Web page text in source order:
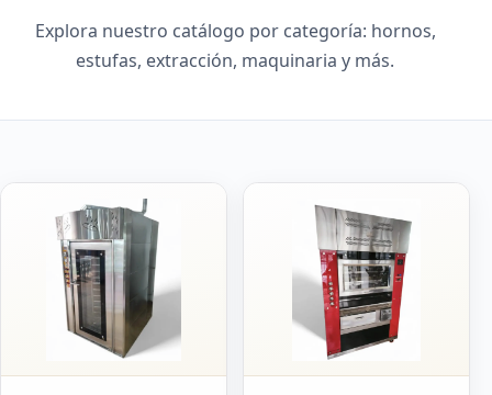
Explora nuestro catálogo por categoría: hornos,
estufas, extracción, maquinaria y más.